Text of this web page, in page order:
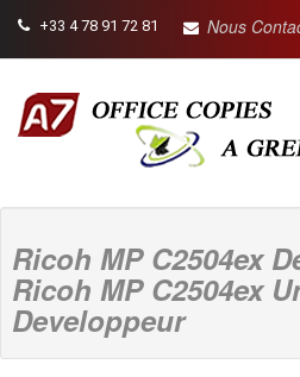
+33 4 78 91 72 81 Nous
Ricoh MP C2504ex
Ricoh MP C2504ex
Developpeur